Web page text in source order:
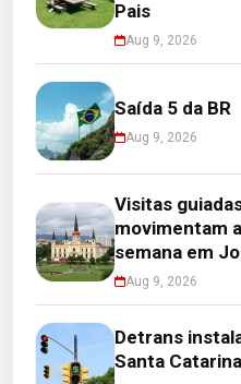
Pais
Aug 9, 2026
Saída 5 da BR
Aug 9, 2026
Visitas
movimentam
semana em
Aug 9, 2026
Detrans
Santa Catarina